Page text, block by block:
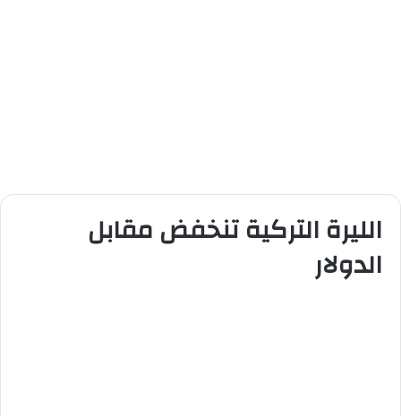
الليرة التركية تنخفض مقابل
الدولار